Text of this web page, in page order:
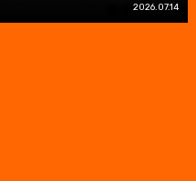
2026.07.14